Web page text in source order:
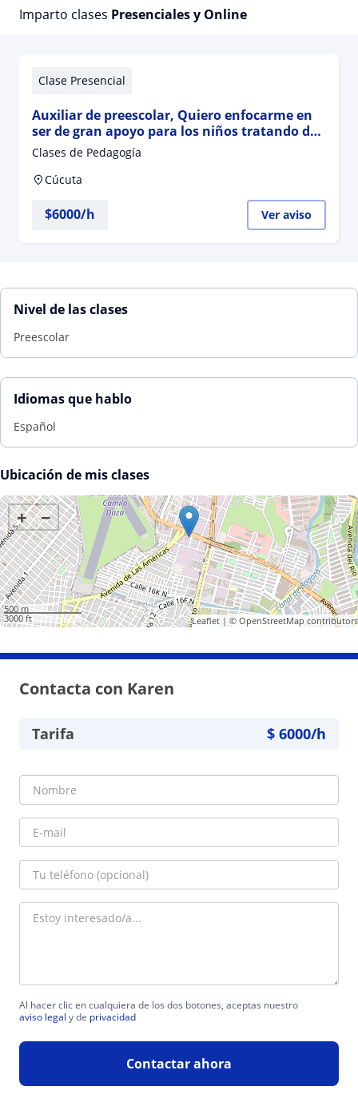
Imparto clases Presenciales y Online
Clase Presencial
Auxiliar de preescolar, Quiero enfocarme en
ser de gran apoyo para los niños tratando de
gestionar mi trabajo de la mejor manera
Clases de Pedagogía
Cúcuta
$6000/h Ver aviso
Nivel de las clases
Preescolar
Idiomas que hablo
Español
Ubicación de mis clases
+ −
500 m
3000 ft
Leaflet| © OpenStreetMapcontributors
Contacta con Karen
Tarifa $ 6000/h
Al hacer clic en cualquiera de los dos botones, aceptas nuestro
aviso legal y de privacidad
Contactar ahora